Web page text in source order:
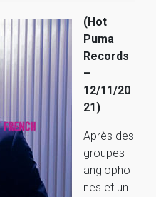
(Hot
Puma
Records
–
12/11/20
21)
Après des
groupes
anglopho
nes et un